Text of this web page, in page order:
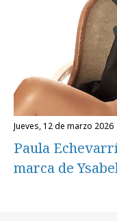
jueves, 12 de marzo 2026
Paula
marca de